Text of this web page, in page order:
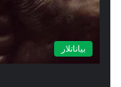
بیاناتلار